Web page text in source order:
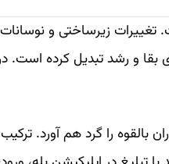
تغییرات زیرساختی و
بقا و رشد تبدیل کرده
را گرد هم آورد.